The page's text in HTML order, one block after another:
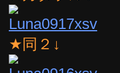
★同２↓